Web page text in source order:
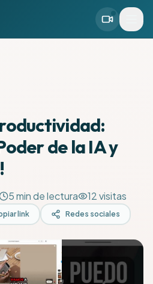
de la IA y
5min de lectura 12visitas
link Redes sociales